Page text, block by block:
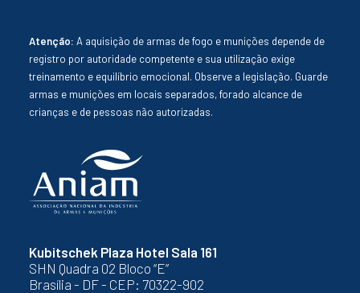
Kubitschek Plaza Hotel Sala 161
SHN Quadra 02 Bloco “E”
Brasília - DF - CEP: 70322-902
Atenção: A aquisição de armas de fogo e munições depende de
registro por autoridade competente e sua utilização exige
treinamento e equilíbrio emocional. Observe a legislação. Guarde
armas e munições em locais separados, forado alcance de
crianças e de pessoas não autorizadas.